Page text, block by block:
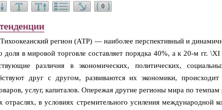
0
Тихоокеанский регион (АТР) — наиболее перспективный и
доля в мировой торговле составляет порядка 40%, а к 20-м гг.
различия в экономических, политических,
друг с другом, развиваются их экономики, происходит
услуг, капиталов. Опережая другие регионы мира по
отраслях, в условиях стремительного усиления международной